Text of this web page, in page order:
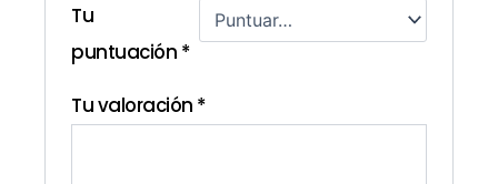
Tu
puntuación *
Tu valoración *